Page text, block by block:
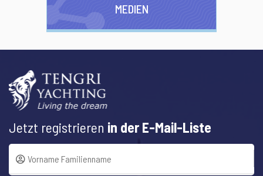
MEDIEN
Jetzt registrieren in der E-Mail-Liste